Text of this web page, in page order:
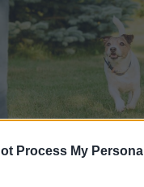
Process My Personal